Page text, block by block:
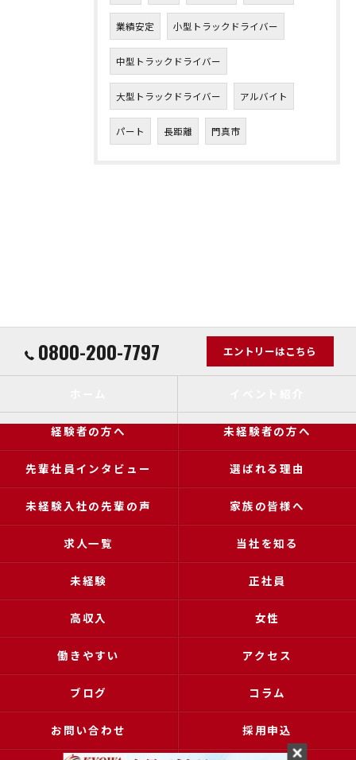
業績安定 小型トラックドライバー
中型トラックドライバー
大型トラックドライバー アルバイト
パート 長距離 門真市
0800-200-7797 エントリーはこちら
経験者の方へ 未経験者の方へ
先輩社員インタビュー 選ばれる理由
未経験入社の先輩の声 家族の皆様へ
求人一覧 当社を知る
未経験 正社員
高収入 女性
働きやすい アクセス
ブログ コラム
お問い合わせ 採用申込